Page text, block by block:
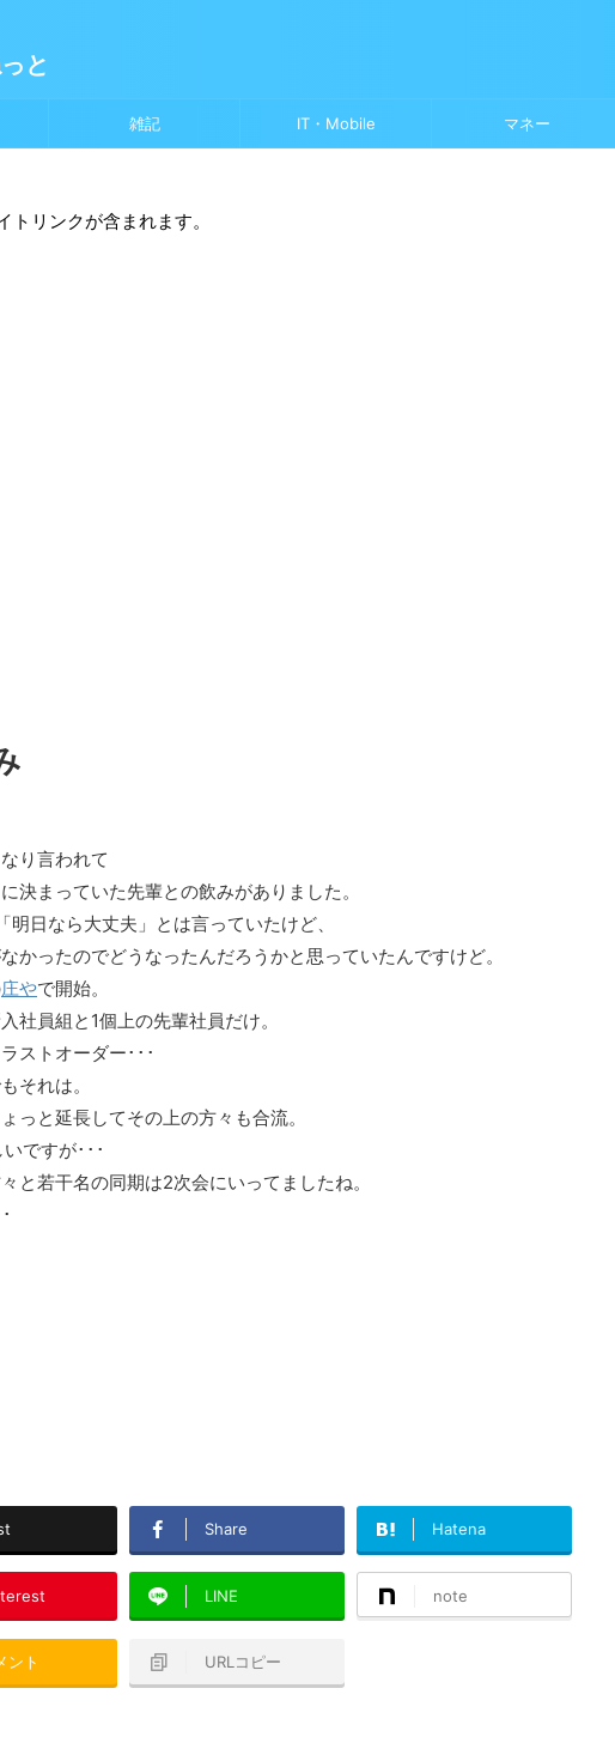
と
雑記 IT・Mobile マネー
リンクが含まれます。
り言われて
決まっていた先輩との飲みがありました。
明日なら大丈夫」とは言っていたけど、
かったのでどうなったんだろうかと思っていたんですけど。
庄やで開始。
社員組と1個上の先輩社員だけ。
ストオーダー･･･
それは。
っと延長してその上の方々も合流。
ですが･･･
と若干名の同期は2次会にいってましたね。
Share Hatena
LINE note
ント URLコピー